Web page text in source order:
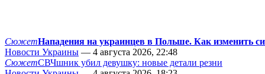
СюжетНападения на украинцев в Польше. Как изменить
Новости Украины — 4 августа 2026, 22:48
СюжетСВЧшник убил девушку: новые детали резни